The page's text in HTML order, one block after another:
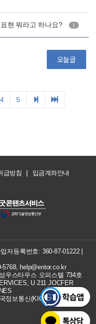
급방침 | 입금계좌안내
자등록번호: 360-87-01222|
5768, help@entor.co.kr
우스타우스 오피스텔 734호
U 211 JOCFER
정보통신(KICC) 구매안전 서